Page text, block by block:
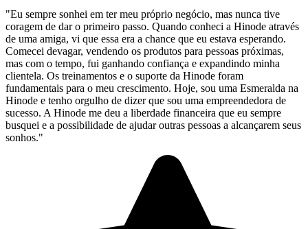
"Eu sempre sonhei em ter meu próprio negócio, mas nunca tive
coragem de dar o primeiro passo. Quando conheci a Hinode através
de uma amiga, vi que essa era a chance que eu estava esperando.
Comecei devagar, vendendo os produtos para pessoas próximas,
mas com o tempo, fui ganhando confiança e expandindo minha
clientela. Os treinamentos e o suporte da Hinode foram
fundamentais para o meu crescimento. Hoje, sou uma Esmeralda na
Hinode e tenho orgulho de dizer que sou uma empreendedora de
sucesso. A Hinode me deu a liberdade financeira que eu sempre
busquei e a possibilidade de ajudar outras pessoas a alcançarem seus
sonhos."